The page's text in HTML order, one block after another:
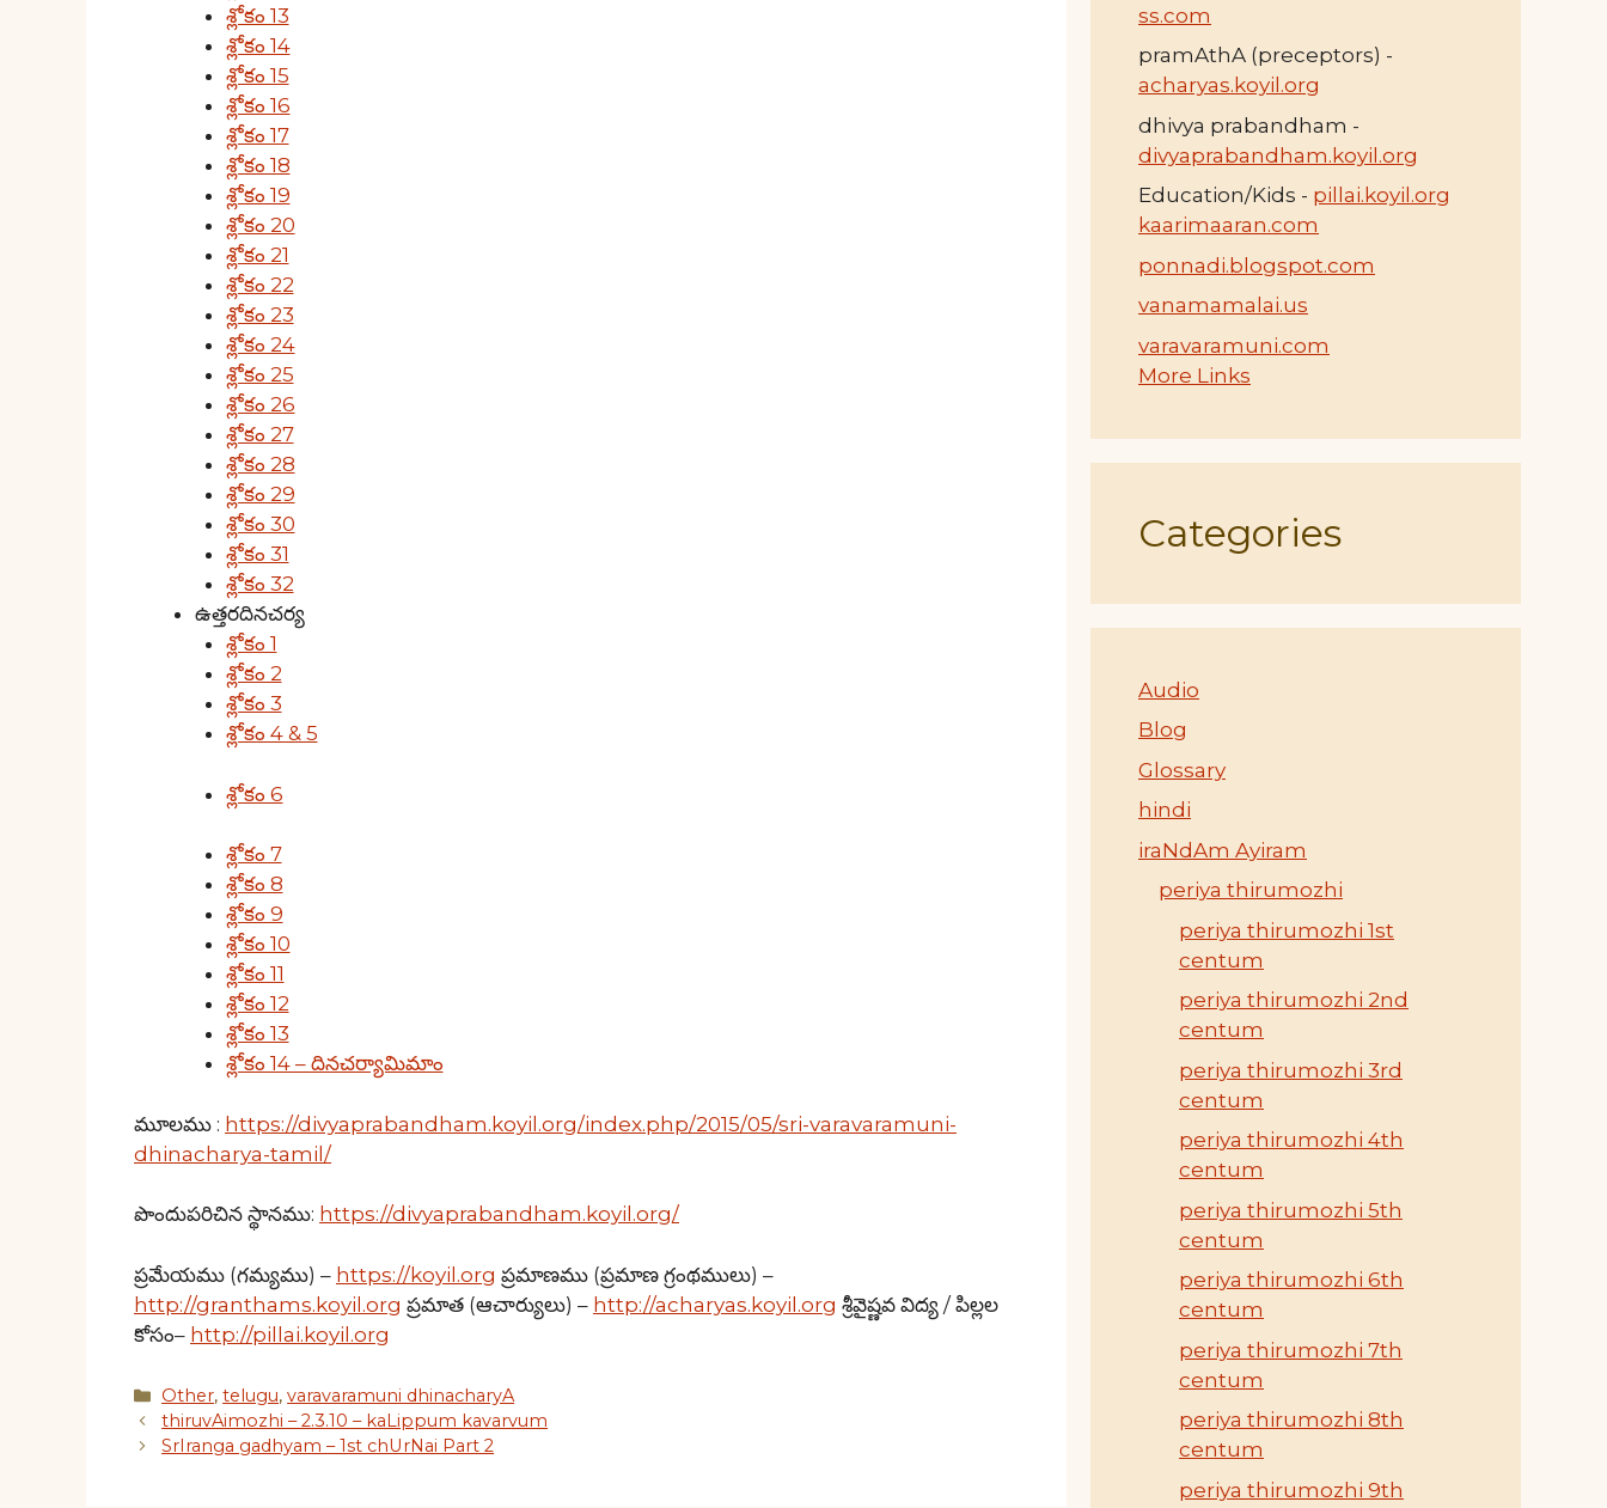
శ్లోకం 13
శ్లోకం 14
శ్లోకం 15
శ్లోకం 16
శ్లోకం 17
శ్లోకం 18
శ్లోకం 19
శ్లోకం 20
శ్లోకం 21
శ్లోకం 22
శ్లోకం 23
శ్లోకం 24
శ్లోకం 25
శ్లోకం 26
శ్లోకం 27
శ్లోకం 28
శ్లోకం 29
శ్లోకం 30
శ్లోకం 31
శ్లోకం 32
ఉత్తరదినచర్య
శ్లోకం 1
శ్లోకం 2
శ్లోకం 3
శ్లోకం 4 & 5
శ్లోకం 6
శ్లోకం 7
శ్లోకం 8
శ్లోకం 9
శ్లోకం 10
శ్లోకం 11
శ్లోకం 12
శ్లోకం 13
శ్లోకం 14 – దినచర్యామిమాం
మూలము : https://divyaprabandham.koyil.org/index.php/2015/05/sri-varavaramuni-
dhinacharya-tamil/
పొందుపరిచిన స్థానము: https://divyaprabandham.koyil.org/
ప్రమేయము (గమ్యము) – https://koyil.org ప్రమాణము (ప్రమాణ గ్రంథములు) –
http://granthams.koyil.org ప్రమాత (ఆచార్యులు) – http://acharyas.koyil.org శ్రీవైష్ణవ విద్య / పిల్లల
కోసం– http://pillai.koyil.org
Categories
Other,telugu,varavaramuni dhinacharyA
thiruvAimozhi – 2.3.10 – kaLippum kavarvum
SrIranga gadhyam – 1st chUrNai Part 2
ss.com
pramAthA (preceptors) -
acharyas.koyil.org
dhivya prabandham -
divyaprabandham.koyil.org
Education/Kids - pillai.koyil.org
kaarimaaran.com
ponnadi.blogspot.com
vanamamalai.us
varavaramuni.com
More Links
Categories
Audio
Blog
Glossary
hindi
iraNdAm Ayiram
periya thirumozhi
periya thirumozhi 1st
centum
periya thirumozhi 2nd
centum
periya thirumozhi 3rd
centum
periya thirumozhi 4th
centum
periya thirumozhi 5th
centum
periya thirumozhi 6th
centum
periya thirumozhi 7th
centum
periya thirumozhi 8th
centum
periya thirumozhi 9th